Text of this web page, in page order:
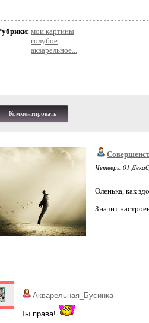
мои картины
голубое
акварельное...
Комментировать
Четверг, 01
Оленька, как
Значит
Акварельная_Бусинка
Ты права!